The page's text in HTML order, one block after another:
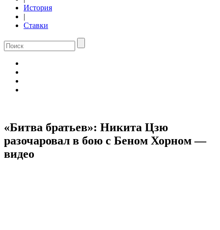
История
|
Ставки
«Битва братьев»: Никита Цзю
разочаровал в бою с Беном Хорном —
видео